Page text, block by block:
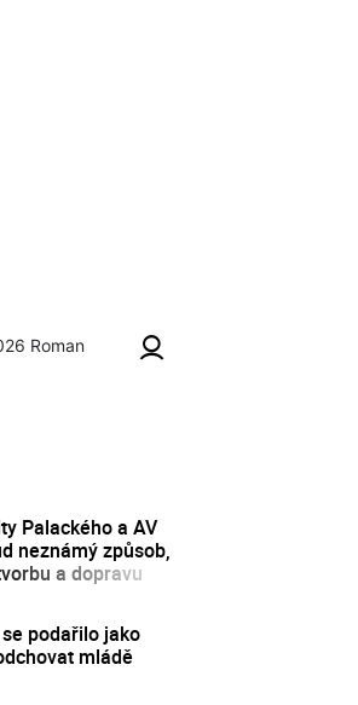
Roman
Palackého a AV
neznámý způsob,
a dopravu
podařilo jako
mládě